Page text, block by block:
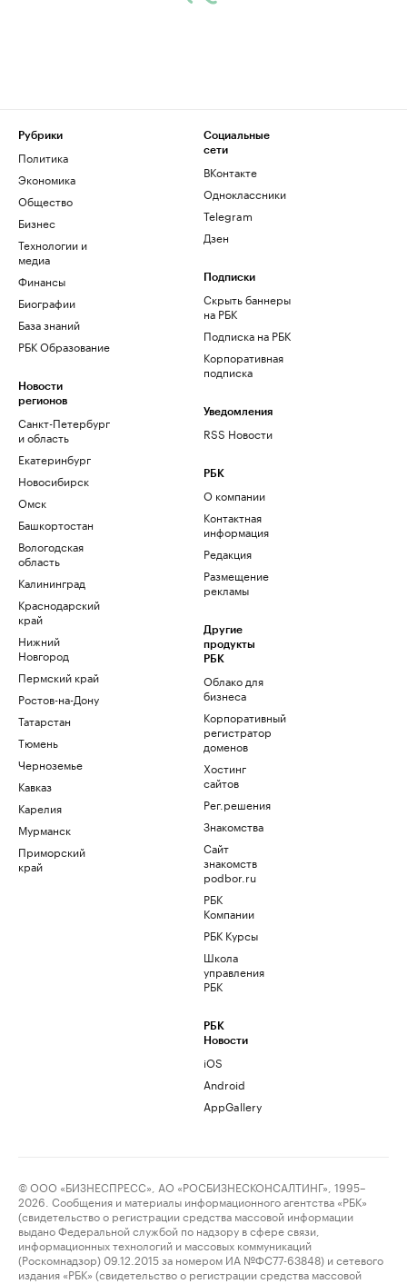
Рубрики
Политика
Экономика
Общество
Бизнес
Технологии и
медиа
Финансы
Биографии
База знаний
РБК Образование
Новости
регионов
Санкт-Петербург
и область
Екатеринбург
Новосибирск
Омск
Башкортостан
Вологодская
область
Калининград
Краснодарский
край
Нижний
Новгород
Пермский край
Ростов-на-Дону
Татарстан
Тюмень
Черноземье
Кавказ
Карелия
Мурманск
Приморский
край
Социальные
сети
ВКонтакте
Одноклассники
Telegram
Дзен
Подписки
Скрыть баннеры
на РБК
Подписка на РБК
Корпоративная
подписка
Уведомления
RSS Новости
РБК
О компании
Контактная
информация
Редакция
Размещение
рекламы
Другие
продукты
РБК
Облако для
бизнеса
Корпоративный
регистратор
доменов
Хостинг
сайтов
Рег.решения
Знакомства
Сайт
знакомств
podbor.ru
РБК
Компании
РБК Курсы
Школа
управления
РБК
РБК
Новости
iOS
Android
AppGallery
© ООО «БИЗНЕСПРЕСС», АО «РОСБИЗНЕСКОНСАЛТИНГ», 1995–
2026. Сообщения и материалы информационного агентства «РБК»
(свидетельство о регистрации средства массовой информации
выдано Федеральной службой по надзору в сфере связи,
информационных технологий и массовых коммуникаций
(Роскомнадзор) 09.12.2015 за номером ИА №ФС77-63848) и сетевого
издания «РБК» (свидетельство о регистрации средства массовой